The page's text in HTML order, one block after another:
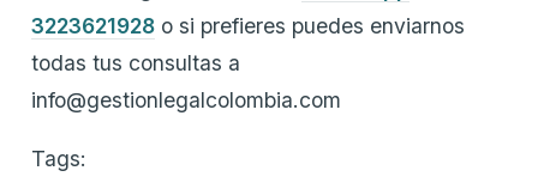
3223621928 o si prefieres puedes enviarnos
todas tus consultas a
info@gestionlegalcolombia.com
Tags: